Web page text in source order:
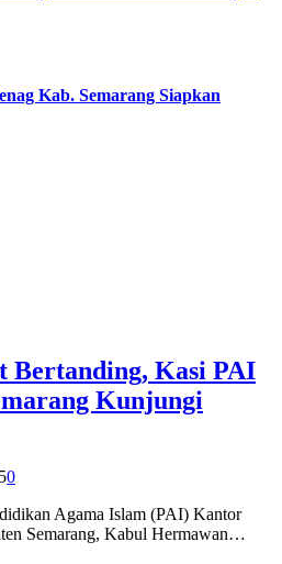
Kab. Semarang Siapkan
Bertanding, Kasi PAI
Kunjungi
0
Agama Islam (PAI) Kantor
Semarang, Kabul Hermawan…